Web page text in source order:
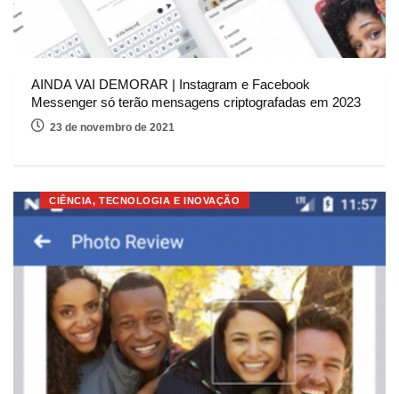
AINDA VAI DEMORAR | Instagram e Facebook
Messenger só terão mensagens criptografadas em 2023
23 de novembro de 2021
CIÊNCIA, TECNOLOGIA E INOVAÇÃO